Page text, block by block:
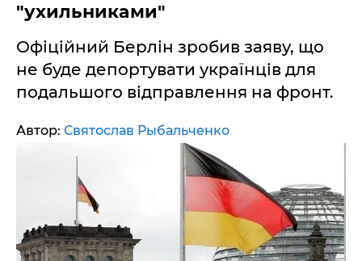
"ухильниками"
Офіційний Берлін зробив заяву, що
не буде депортувати українців для
подальшого відправлення на фронт.
Автор: Святослав Рыбальченко